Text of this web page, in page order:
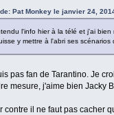
Pat Monkey le janvier 24,
l'info hier à la télé et j'ai
y mettre à l'abri ses
pas fan de Tarantino. Je
mesure, j'aime bien Jacky
contre il ne faut pas cacher